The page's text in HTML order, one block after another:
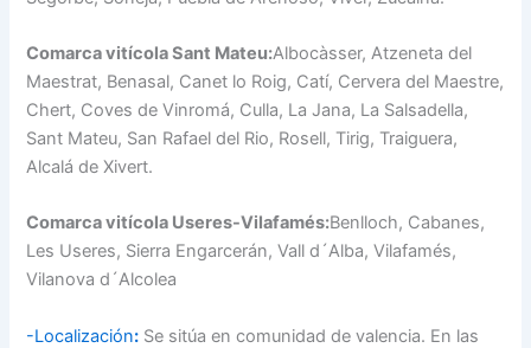
Comarca vitícola Sant Mateu:Albocàsser, Atzeneta del
Maestrat, Benasal, Canet lo Roig, Catí, Cervera del Maestre,
Chert, Coves de Vinromá, Culla, La Jana, La Salsadella,
Sant Mateu, San Rafael del Rio, Rosell, Tirig, Traiguera,
Alcalá de Xivert.
Comarca vitícola Useres-Vilafamés:Benlloch, Cabanes,
Les Useres, Sierra Engarcerán, Vall d´Alba, Vilafamés,
Vilanova d´Alcolea
-Localización: Se sitúa en comunidad de valencia. En las